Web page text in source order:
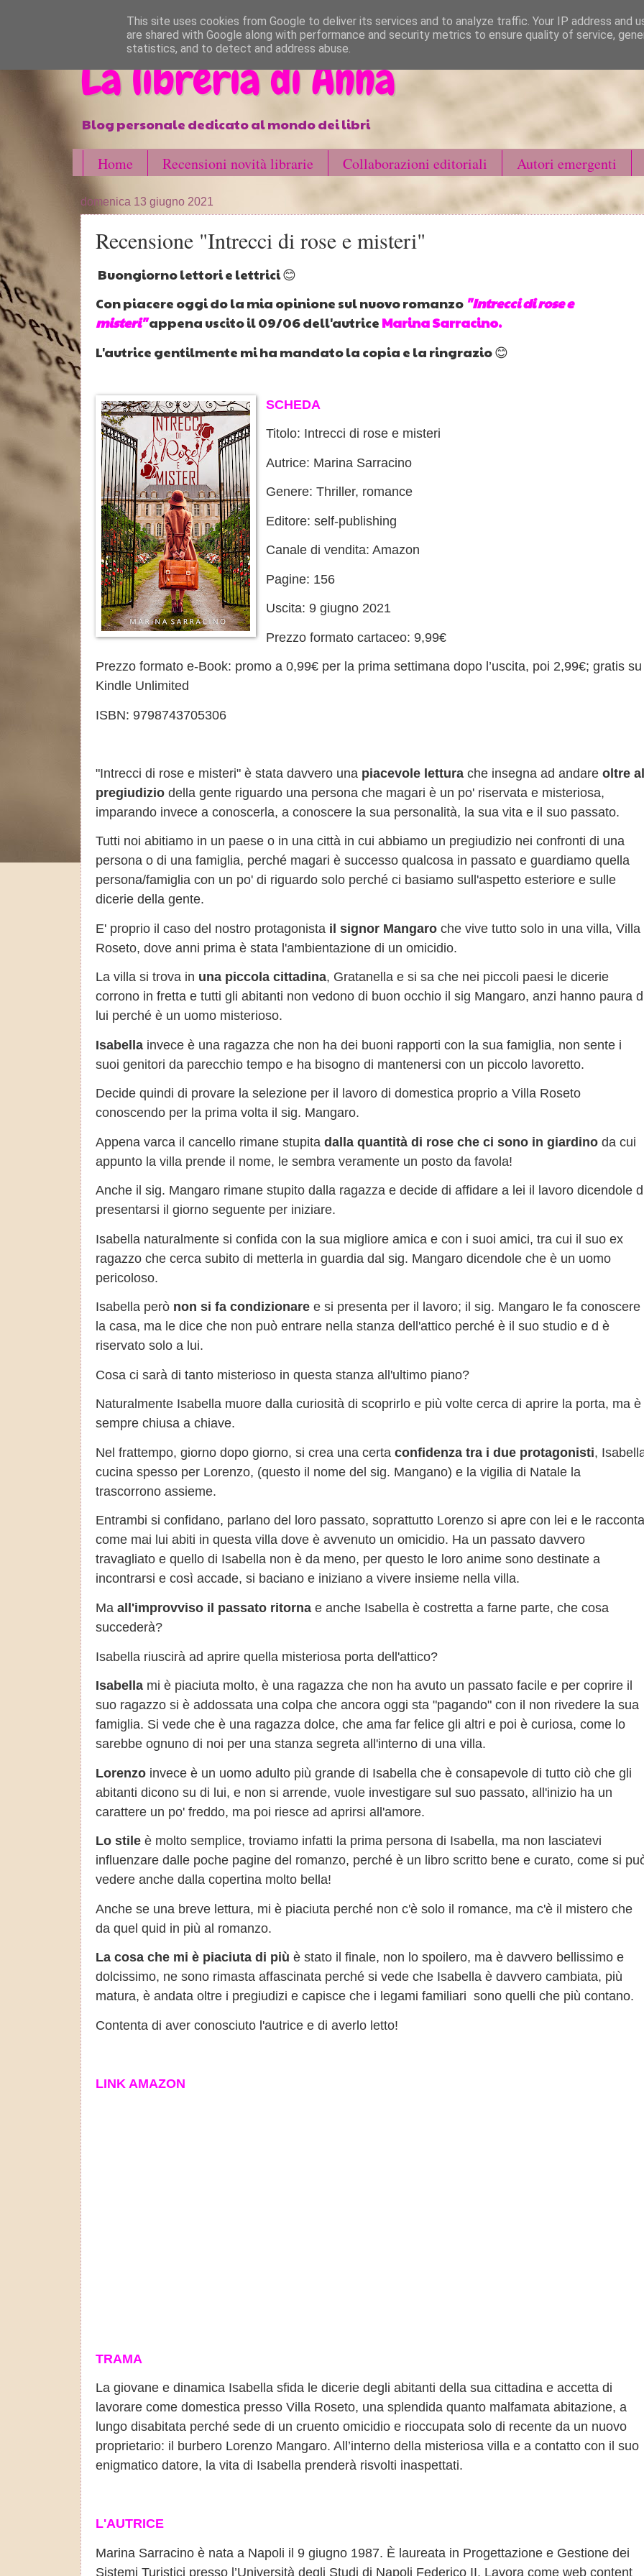
La libreria di Anna
Blog personale dedicato al mondo dei libri
Home Recensioni novità librarie Collaborazioni editoriali Autori emergenti
domenica 13 giugno 2021
Recensione "Intrecci di rose e misteri"
Buongiorno lettori e lettrici 😊
Con piacere oggi do la mia opinione sul nuovo romanzo "Intrecci di rose e
misteri"appena uscito il 09/06 dell'autrice Marina Sarracino.
L'autrice gentilmente mi ha mandato la copia e la ringrazio 😊
SCHEDA
Titolo: Intrecci di rose e misteri
Autrice: Marina Sarracino
Genere: Thriller, romance
Editore: self-publishing
Canale di vendita: Amazon
Pagine: 156
Uscita: 9 giugno 2021
Prezzo formato cartaceo: 9,99€
Prezzo formato e-Book: promo a 0,99€ per la prima settimana dopo l’uscita, poi 2,99€; gratis su
Kindle Unlimited
ISBN: 9798743705306
"Intrecci di rose e misteri" è stata davvero una piacevole lettura che insegna ad andare oltre al
pregiudizio della gente riguardo una persona che magari è un po' riservata e misteriosa,
imparando invece a conoscerla, a conoscere la sua personalità, la sua vita e il suo passato.
Tutti noi abitiamo in un paese o in una città in cui abbiamo un pregiudizio nei confronti di una
persona o di una famiglia, perché magari è successo qualcosa in passato e guardiamo quella
persona/famiglia con un po' di riguardo solo perché ci basiamo sull'aspetto esteriore e sulle
dicerie della gente.
E' proprio il caso del nostro protagonista il signor Mangaro che vive tutto solo in una villa, Villa
Roseto, dove anni prima è stata l'ambientazione di un omicidio.
La villa si trova in una piccola cittadina, Gratanella e si sa che nei piccoli paesi le dicerie
corrono in fretta e tutti gli abitanti non vedono di buon occhio il sig Mangaro, anzi hanno paura
lui perché è un uomo misterioso.
Isabella invece è una ragazza che non ha dei buoni rapporti con la sua famiglia, non sente i
suoi genitori da parecchio tempo e ha bisogno di mantenersi con un piccolo lavoretto.
Decide quindi di provare la selezione per il lavoro di domestica proprio a Villa Roseto
conoscendo per la prima volta il sig. Mangaro.
Appena varca il cancello rimane stupita dalla quantità di rose che ci sono in giardino da cui
appunto la villa prende il nome, le sembra veramente un posto da favola!
Anche il sig. Mangaro rimane stupito dalla ragazza e decide di affidare a lei il lavoro dicendole
presentarsi il giorno seguente per iniziare.
Isabella naturalmente si confida con la sua migliore amica e con i suoi amici, tra cui il suo ex
ragazzo che cerca subito di metterla in guardia dal sig. Mangaro dicendole che è un uomo
pericoloso.
Isabella però non si fa condizionare e si presenta per il lavoro; il sig. Mangaro le fa conoscere
la casa, ma le dice che non può entrare nella stanza dell'attico perché è il suo studio e d è
riservato solo a lui.
Cosa ci sarà di tanto misterioso in questa stanza all'ultimo piano?
Naturalmente Isabella muore dalla curiosità di scoprirlo e più volte cerca di aprire la porta, ma è
sempre chiusa a chiave.
Nel frattempo, giorno dopo giorno, si crea una certa confidenza tra i due protagonisti,
cucina spesso per Lorenzo, (questo il nome del sig. Mangano) e la vigilia di Natale la
trascorrono assieme.
Entrambi si confidano, parlano del loro passato, soprattutto Lorenzo si apre con lei e le racconta
come mai lui abiti in questa villa dove è avvenuto un omicidio. Ha un passato davvero
travagliato e quello di Isabella non è da meno, per questo le loro anime sono destinate a
incontrarsi e così accade, si baciano e iniziano a vivere insieme nella villa.
Ma all'improvviso il passato ritorna e anche Isabella è costretta a farne parte, che cosa
succederà?
Isabella riuscirà ad aprire quella misteriosa porta dell'attico?
Isabella mi è piaciuta molto, è una ragazza che non ha avuto un passato facile e per coprire il
suo ragazzo si è addossata una colpa che ancora oggi sta "pagando" con il non rivedere la sua
famiglia. Si vede che è una ragazza dolce, che ama far felice gli altri e poi è curiosa, come lo
sarebbe ognuno di noi per una stanza segreta all'interno di una villa.
Lorenzo invece è un uomo adulto più grande di Isabella che è consapevole di tutto ciò che gli
abitanti dicono su di lui, e non si arrende, vuole investigare sul suo passato, all'inizio ha un
carattere un po' freddo, ma poi riesce ad aprirsi all'amore.
Lo stile è molto semplice, troviamo infatti la prima persona di Isabella, ma non lasciatevi
influenzare dalle poche pagine del romanzo, perché è un libro scritto bene e curato, come si
vedere anche dalla copertina molto bella!
Anche se una breve lettura, mi è piaciuta perché non c'è solo il romance, ma c'è il mistero che
da quel quid in più al romanzo.
La cosa che mi è piaciuta di più è stato il finale, non lo spoilero, ma è davvero bellissimo e
dolcissimo, ne sono rimasta affascinata perché si vede che Isabella è davvero cambiata, più
matura, è andata oltre i pregiudizi e capisce che i legami familiari sono quelli che più contano.
Contenta di aver conosciuto l'autrice e di averlo letto!
LINK AMAZON
TRAMA
La giovane e dinamica Isabella sfida le dicerie degli abitanti della sua cittadina e accetta di
lavorare come domestica presso Villa Roseto, una splendida quanto malfamata abitazione, a
lungo disabitata perché sede di un cruento omicidio e rioccupata solo di recente da un nuovo
proprietario: il burbero Lorenzo Mangaro. All’interno della misteriosa villa e a contatto con il suo
enigmatico datore, la vita di Isabella prenderà risvolti inaspettati.
L'AUTRICE
Marina Sarracino è nata a Napoli il 9 giugno 1987. È laureata in Progettazione e Gestione dei
Sistemi Turistici presso l’Università degli Studi di Napoli Federico II. Lavora come web content
This site uses cookies from Google to deliver its services and to analyze traffic. Your IP address and
are shared with Google along with performance and security metrics to ensure quality of service,
statistics, and to detect and address abuse.